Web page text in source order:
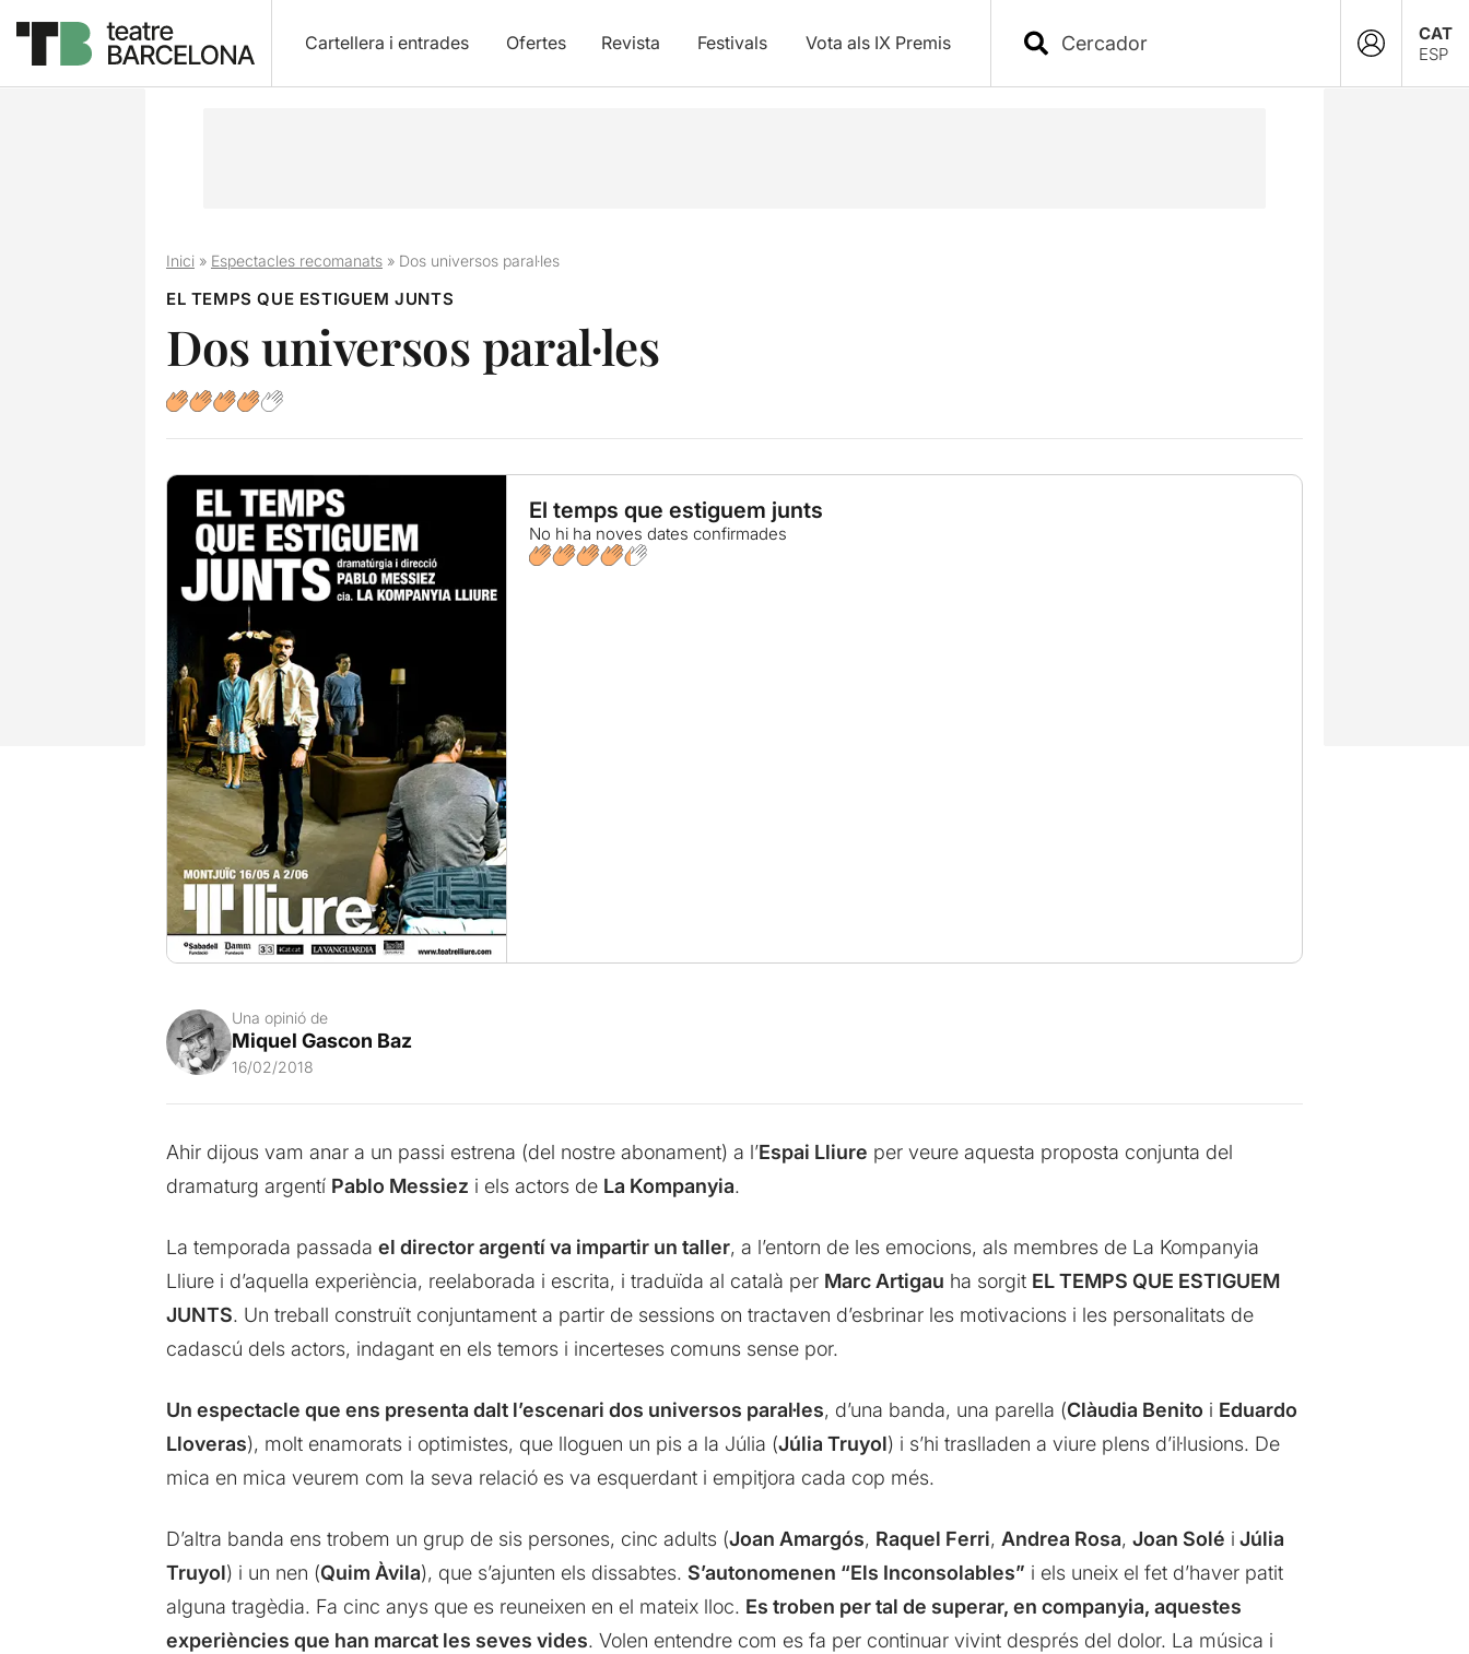
Cartellera i entrades Ofertes Revista Festivals Vota als IX Premis
CAT
ESP
Inici» Espectacles recomanats» Dos universos paral·les
EL TEMPS QUE ESTIGUEM JUNTS
Dos universos paral·les
El temps que estiguem junts
No hi ha noves dates confirmades
Una opinió de
Miquel Gascon Baz
16/02/2018
Ahir dijous vam anar a un passi estrena (del nostre abonament) a l’Espai Lliure per veure aquesta proposta conjunta del
dramaturg argentí Pablo Messiez i els actors de La Kompanyia.
La temporada passada el director argentí va impartir un taller, a l’entorn de les emocions, als membres de La Kompanyia
Lliure i d’aquella experiència, reelaborada i escrita, i traduïda al català per Marc Artigau ha sorgit EL TEMPS QUE ESTIGUEM
JUNTS. Un treball construït conjuntament a partir de sessions on tractaven d’esbrinar les motivacions i les personalitats de
cadascú dels actors, indagant en els temors i incerteses comuns sense por.
Un espectacle que ens presenta dalt l’escenari dos universos paral·les, d’una banda, una parella (Clàudia Benito i Eduardo
Lloveras), molt enamorats i optimistes, que lloguen un pis a la Júlia (Júlia Truyol) i s’hi traslladen a viure plens d’il·lusions. De
mica en mica veurem com la seva relació es va esquerdant i empitjora cada cop més.
D’altra banda ens trobem un grup de sis persones, cinc adults (Joan Amargós, Raquel Ferri, Andrea Rosa, Joan Solé i Júlia
Truyol) i un nen (Quim Àvila), que s’ajunten els dissabtes. S’autonomenen “Els Inconsolables” i els uneix el fet d’haver patit
alguna tragèdia. Fa cinc anys que es reuneixen en el mateix lloc. Es troben per tal de superar, en companyia, aquestes
experiències que han marcat les seves vides. Volen entendre com es fa per continuar vivint després del dolor. La música i